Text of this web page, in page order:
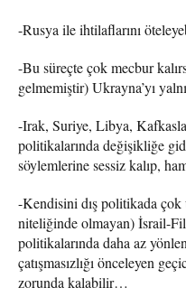
-Rusya ile ihtilaflarını
-Bu süreçte çok mecbur
gelmemiştir) Ukrayna’yı
-Irak, Suriye, Libya,
politikalarında değişikliğe
söylemlerine sessiz kalıp,
-Kendisini dış politikada
niteliğinde olmayan) İsrail-
politikalarında daha az
çatışmasızlığı önceleyen
zorunda kalabilir…